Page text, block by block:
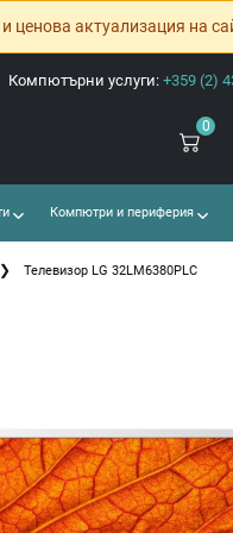
ценова актуализация на
Компютърни услуги: +359 (2)
0
Компютри и периферия
Телевизор LG 32LM6380PLC